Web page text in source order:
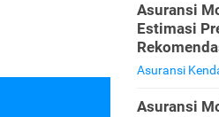
Asuransi
Estimasi
Asuransi
Asuransi